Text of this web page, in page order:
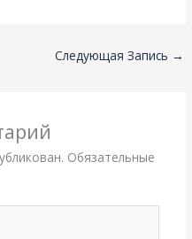
Следующая Запись →
Обязательные